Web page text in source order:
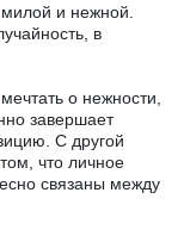
и нежной.
в
о нежности,
завершает
С другой
что личное
связаны между